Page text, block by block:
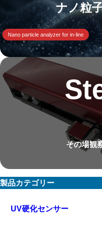
ナノ粒
Nano particle analyzer for in-line
その場観
製品カテゴリー
UV硬化センサー